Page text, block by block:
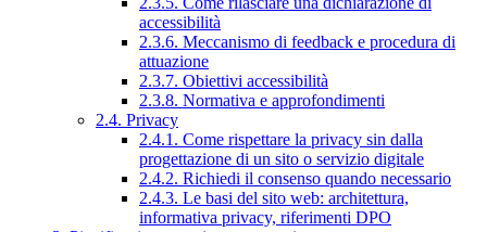
accessibilità
2.3.6. Meccanismo di feedback e procedura di
attuazione
2.3.7. Obiettivi accessibilità
2.3.8. Normativa e approfondimenti
2.4. Privacy
2.4.1. Come rispettare la privacy sin dalla
progettazione di un sito o servizio digitale
2.4.2. Richiedi il consenso quando necessario
2.4.3. Le basi del sito web: architettura,
informativa privacy, riferimenti DPO